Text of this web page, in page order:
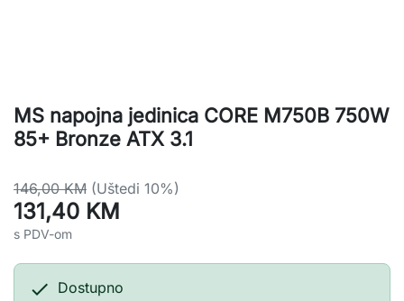
MS napojna jedinica CORE M750B 750W
85+ Bronze ATX 3.1
146,00 KM (Uštedi 10%)
131,40 KM
s PDV-om
 Dostupno